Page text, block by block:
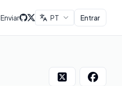
Enviar PT Entrar